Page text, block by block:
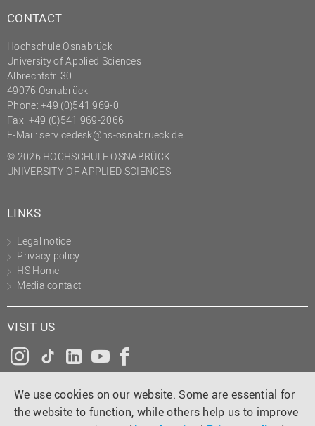
We use cookies on our website. Some are essential for
the website to function, while others help us to improve
CONTACT
Hochschule Osnabrück
University of Applied Sciences
Albrechtstr. 30
49076 Osnabrück
Phone: +49 (0)541 969-0
Fax: +49 (0)541 969-2066
E-Mail: servicedesk@hs-osnabrueck.de
© 2026 HOCHSCHULE OSNABRÜCK
UNIVERSITY OF APPLIED SCIENCES
LINKS
Legal notice
Privacy policy
HS Home
Media contact
VISIT US
Instagram
Tiktok
LinkedInYouTube